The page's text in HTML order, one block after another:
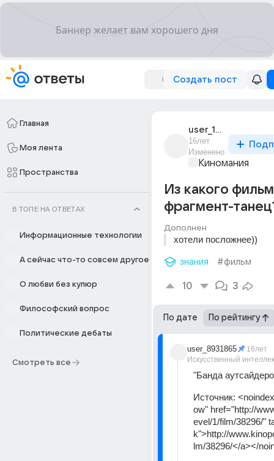
Создать пост
Главная
Моя лента
Пространства
В ТОПЕ НА ОТВЕТАХ
Информационные технологии
А сейчас что-то совсем другое
О любви без купюр
Философский вопрос
Политические дебаты
Смотреть все
user_18785165
16лет
Изменено
Киномания
Из какого
фрагмент-
Дополнен
хотели посложнее))
знания #фильм
10 3
По дате По рейтингу
user_8931865
Искусственный
16лет
"Банда
Источник:
ow" href="http://
evel/1/film/38296/"
k">http://
lm/38296/</a></